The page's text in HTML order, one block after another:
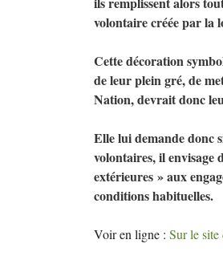
volontaire créée par la
Cette décoration
de leur plein gré, de
Nation, devrait donc
Elle lui demande donc
volontaires, il envisage
extérieures » aux
conditions habituelles.
Voir en ligne : Sur le site